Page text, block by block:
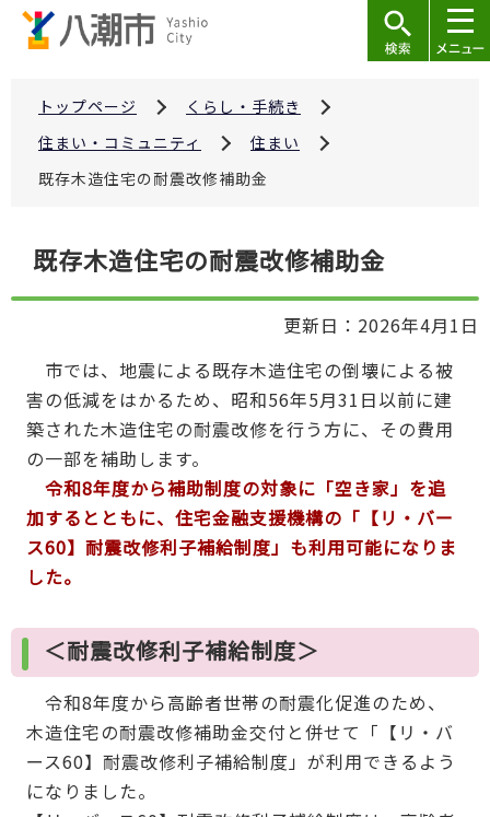
トップページ
くらし・手続き
住まい・コミュニティ
住まい
既存木造住宅の耐震改修補助金
こ
既存木造住宅の耐震改修補助金
更新日：2026年4月1日
市では、地震による既存木造住宅の倒壊による被
害の低減をはかるため、昭和56年5月31日以前に建
築された木造住宅の耐震改修を行う方に、その費用
の一部を補助します。
令和8年度から補助制度の対象に「空き家」を追
加するとともに、住宅金融支援機構の「【リ・バー
ス60】耐震改修利子補給制度」も利用可能になりま
した。
＜耐震改修利子補給制度＞
令和8年度から高齢者世帯の耐震化促進のため、
木造住宅の耐震改修補助金交付と併せて「【リ・バ
ース60】耐震改修利子補給制度」が利用できるよう
になりました。